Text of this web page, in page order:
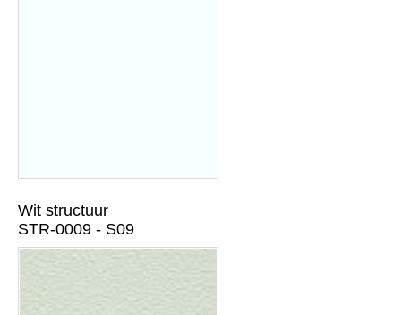
Wit structuur
STR-0009 - S09